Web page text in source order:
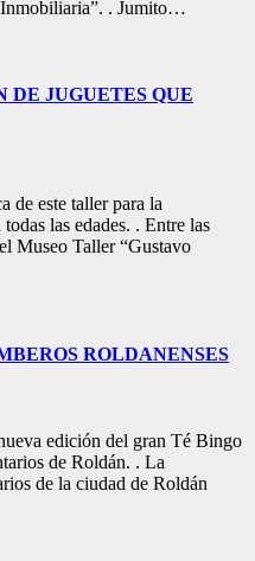
Inmobiliaria”. . Jumito…
DE JUGUETES QUE
de este taller para la
las edades. . Entre las
Museo Taller “Gustavo
ROLDANENSES
edición del gran Té Bingo
de Roldán. . La
de la ciudad de Roldán